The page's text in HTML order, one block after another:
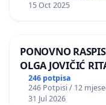
15 Oct 2025
PONOVNO
OLGA JOVIČIĆ
246 potpisa
246 Potpisi / 12
31 Jul 2026